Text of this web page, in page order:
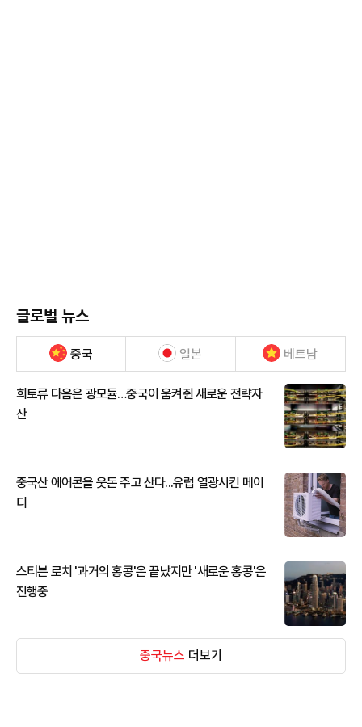
글로벌 뉴스
중국 일본 베트남
희토류 다음은 광모듈…중국이 움켜쥔 새로운 전략자
산
중국산 에어콘을 웃돈 주고 산다...유럽 열광시킨 메이
디
스티븐 로치 '과거의 홍콩'은 끝났지만 '새로운 홍콩'은
진행중
중국뉴스 더보기